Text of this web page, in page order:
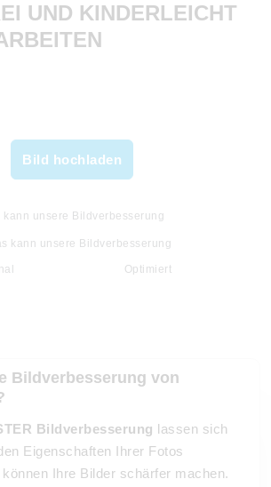
UND KINDERLEICHT
kann unsere Bildverbesserung
Optimiert
Bild hochladen
Bildverbesserung von
Bildverbesserung lassen sich
Eigenschaften Ihrer Fotos
Ihre Bilder schärfer machen.